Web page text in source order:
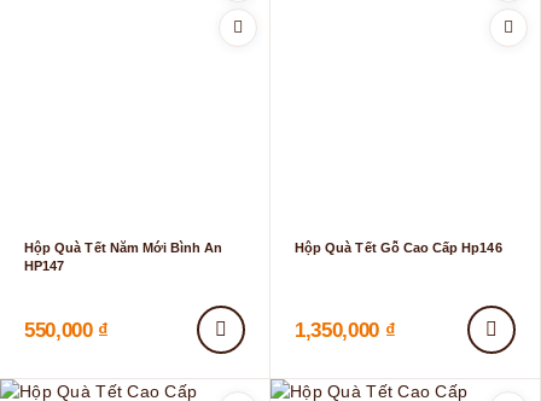
Hộp Quà Tết Năm Mới Bình An
HP147
550,000 ₫
Hộp Quà Tết Gỗ Cao Cấp Hp146
1,350,000 ₫